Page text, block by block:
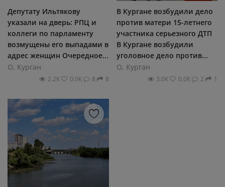
Депутату Ильтякову
указали на дверь: РПЦ и
коллеги по парламенту
возмущены его выпадами в
адрес женщин Очередное...
О, Курган
2.2К 0.0К 8 8
В Кургане возбудили дело
против матери 15-летнего
участника серьезного ДТП
В Кургане возбудили
уголовное дело против...
О, Курган
3.0К 0.0К 2 1